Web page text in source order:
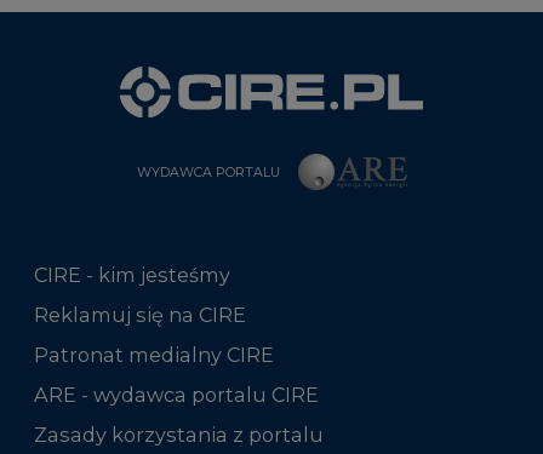
WYDAWCA PORTALU
CIRE - kim jesteśmy
Reklamuj się na CIRE
Patronat medialny CIRE
ARE - wydawca portalu CIRE
Zasady korzystania z portalu